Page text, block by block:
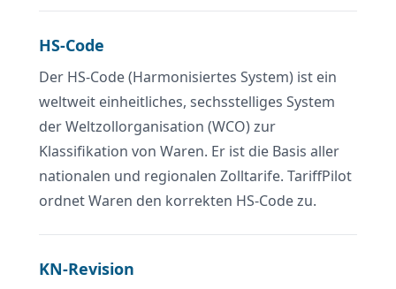
HS-Code
Der HS-Code (Harmonisiertes System) ist ein
weltweit einheitliches, sechsstelliges System
der Weltzollorganisation (WCO) zur
Klassifikation von Waren. Er ist die Basis aller
nationalen und regionalen Zolltarife. TariffPilot
ordnet Waren den korrekten HS-Code zu.
KN-Revision